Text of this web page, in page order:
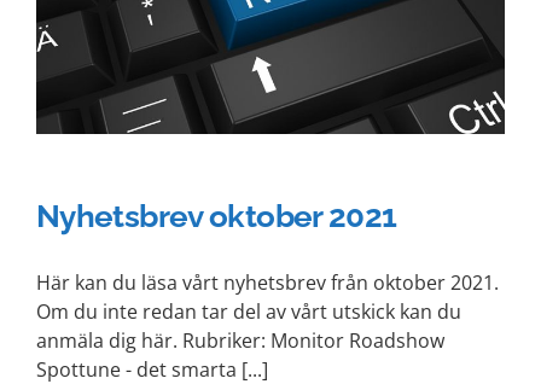
Nyhetsbrev oktober 2021
Här kan du läsa vårt nyhetsbrev från oktober 2021.
Om du inte redan tar del av vårt utskick kan du
anmäla dig här. Rubriker: Monitor Roadshow
Spottune - det smarta [...]